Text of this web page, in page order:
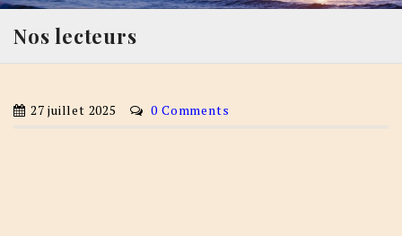
Nos lecteurs
27 juillet 2025 0 Comments